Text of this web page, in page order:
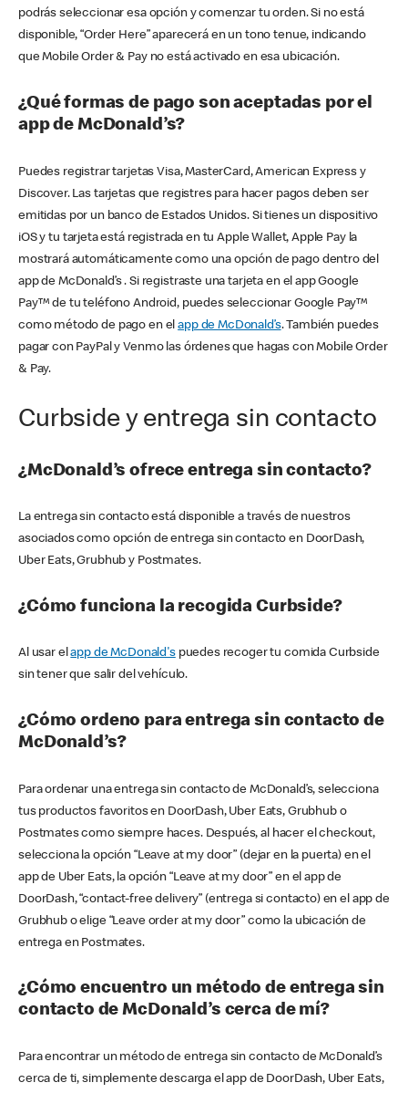
podrás seleccionar esa opción y comenzar tu orden. Si no está
disponible, “Order Here” aparecerá en un tono tenue, indicando
que Mobile Order & Pay no está activado en esa ubicación.
¿Qué formas de pago son aceptadas por el
app de McDonald’s?
Puedes registrar tarjetas Visa, MasterCard, American Express y
Discover. Las tarjetas que registres para hacer pagos deben ser
emitidas por un banco de Estados Unidos. Si tienes un dispositivo
iOS y tu tarjeta está registrada en tu Apple Wallet, Apple Pay la
mostrará automáticamente como una opción de pago dentro del
app de McDonald’s . Si registraste una tarjeta en el app Google
Pay™ de tu teléfono Android, puedes seleccionar Google Pay™
como método de pago en elapp de McDonald’s. También puedes
pagar con PayPal y Venmo las órdenes que hagas con Mobile Order
& Pay.
Curbside y entrega sin contacto
¿McDonald’s ofrece entrega sin contacto?
La entrega sin contacto está disponible a través de nuestros
asociados como opción de entrega sin contacto en DoorDash,
Uber Eats, Grubhub y Postmates.
¿Cómo funciona la recogida Curbside?
Al usar elapp de McDonald'spuedes recoger tu comida Curbside
sin tener que salir del vehículo.
¿Cómo ordeno para entrega sin contacto de
McDonald’s?
Para ordenar una entrega sin contacto de McDonald’s, selecciona
tus productos favoritos en DoorDash, Uber Eats, Grubhub o
Postmates como siempre haces. Después, al hacer el checkout,
selecciona la opción “Leave at my door” (dejar en la puerta) en el
app de Uber Eats, la opción “Leave at my door” en el app de
DoorDash, “contact-free delivery” (entrega si contacto) en el app de
Grubhub o elige “Leave order at my door” como la ubicación de
entrega en Postmates.
¿Cómo encuentro un método de entrega sin
contacto de McDonald’s cerca de mí?
Para encontrar un método de entrega sin contacto de McDonald’s
cerca de ti, simplemente descarga el app de DoorDash, Uber Eats,